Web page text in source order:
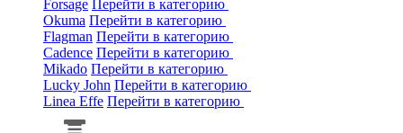
Forsage Перейти в категорию
Okuma Перейти в категорию
Flagman Перейти в категорию
Cadence Перейти в категорию
Mikado Перейти в категорию
Lucky John Перейти в категорию
Linea Effe Перейти в категорию